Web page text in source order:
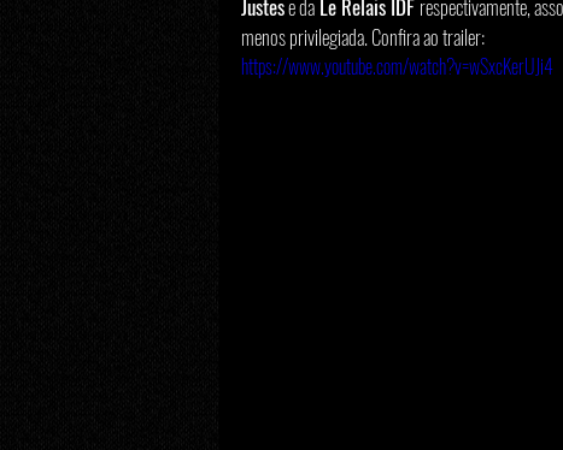
Justes e da Le Relais IDF respectivamente,
menos privilegiada. Confira ao trailer:
https://www.youtube.com/watch?v=wSxcKerUJi4